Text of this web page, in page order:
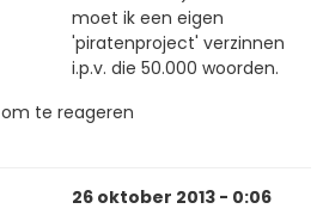
moet ik een eigen
'piratenproject' verzinnen
i.p.v. die 50.000 woorden.
om te reageren
26 oktober 2013 - 0:06